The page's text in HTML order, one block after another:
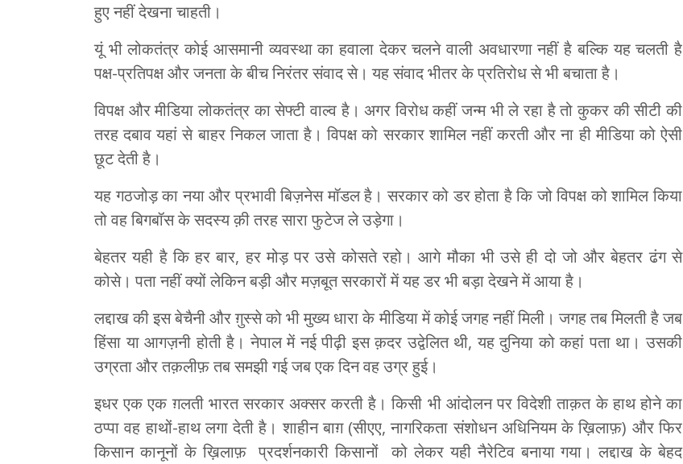
हुए नहीं देखना चाहती।
यूं भी लोकतंत्र कोई आसमानी व्यवस्था का हवाला देकर चलने वाली अवधारणा नहीं है बल्कि यह चलती है
पक्ष-प्रतिपक्ष और जनता के बीच निरंतर संवाद से। यह संवाद भीतर के प्रतिरोध से भी बचाता है।
विपक्ष और मीडिया लोकतंत्र का सेफ्टी वाल्व है। अगर विरोध कहीं जन्म भी ले रहा है तो कुकर की सीटी की
तरह दबाव यहां से बाहर निकल जाता है। विपक्ष को सरकार शामिल नहीं करती और ना ही मीडिया को ऐसी
छूट देती है।
यह गठजोड़ का नया और प्रभावी बिज़नेस मॉडल है। सरकार को डर होता है कि जो विपक्ष को शामिल किया
तो वह बिगबॉस के सदस्य क़ी तरह सारा फुटेज ले उड़ेगा।
बेहतर यही है कि हर बार, हर मोड़ पर उसे कोसते रहो। आगे मौका भी उसे ही दो जो और बेहतर ढंग से
कोसे। पता नहीं क्यों लेकिन बड़ी और मज़बूत सरकारों में यह डर भी बड़ा देखने में आया है।
लद्दाख की इस बेचैनी और ग़ुस्से को भी मुख्य धारा के मीडिया में कोई जगह नहीं मिली। जगह तब मिलती है जब
हिंसा या आगज़नी होती है। नेपाल में नई पीढ़ी इस क़दर उद्वेलित थी, यह दुनिया को कहां पता था। उसकी
उग्रता और तक़लीफ़ तब समझी गई जब एक दिन वह उग्र हुई।
इधर एक एक ग़लती भारत सरकार अक्सर करती है। किसी भी आंदोलन पर विदेशी ताक़त के हाथ होने का
ठप्पा वह हाथों-हाथ लगा देती है। शाहीन बाग़ (सीएए, नागरिकता संशोधन अधिनियम के ख़िलाफ़) और फिर
किसान कानूनों के ख़िलाफ़ प्रदर्शनकारी किसानों को लेकर यही नैरेटिव बनाया गया। लद्दाख के बेहद